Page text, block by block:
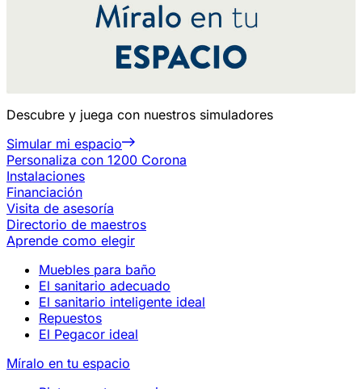
Descubre y juega con nuestros simuladores
Simular mi espacio
Personaliza con 1200 Corona
Instalaciones
Financiación
Visita de asesoría
Directorio de maestros
Aprende como elegir
Muebles para baño
El sanitario adecuado
El sanitario inteligente ideal
Repuestos
El Pegacor ideal
Míralo en tu espacio